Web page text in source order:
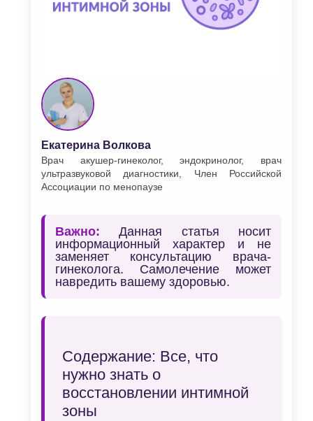
Екатерина Волкова
Врач акушер-гинеколог, эндокринолог, врач
ультразвуковой диагностики, Член Российской
Ассоциации по менопаузе
Важно: Данная статья носит
информационный характер и не
заменяет консультацию врача-
гинеколога. Самолечение может
навредить вашему здоровью.
Содержание: Все, что
нужно знать о
восстановлении интимной
зоны